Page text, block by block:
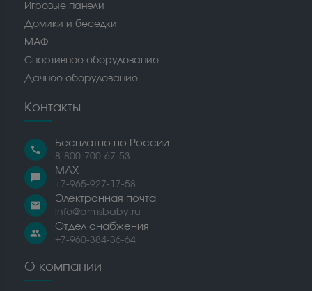
Игровые панели
Домики и беседки
МАФ
Спортивное оборудование
Дачное оборудование
Контакты
call
Бесплатно по России
8-800-700-67-53
chat_bubble
MAX
+7-965-927-17-58
email
Электронная почта
info@armsbaby.ru
people
Отдел снабжения
+7-960-384-36-64
О компании